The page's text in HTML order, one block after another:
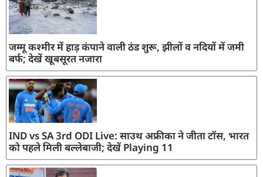
जम्मू कश्मीर में हाड़ कंपाने वाली ठंड शुरू, झीलों व नदियों में जमी
बर्फ; देखें खूबसूरत नजारा
IND vs SA 3rd ODI Live: साउथ अफ्रीका ने जीता टॉस, भारत
को पहले मिली बल्लेबाजी; देखें Playing 11